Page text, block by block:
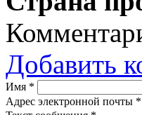
Добавить
Имя *
Адрес электронной почты *